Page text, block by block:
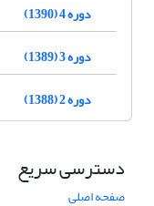
دوره 4 (1390)
دوره 3 (1389)
دوره 2 (1388)
دسترسی سریع
صفحه اصلی